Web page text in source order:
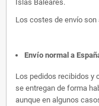
Islas Baleares.
Los costes de envío
Envío normal a
Los pedidos recibidos y
se entregan de forma
aunque en algunos